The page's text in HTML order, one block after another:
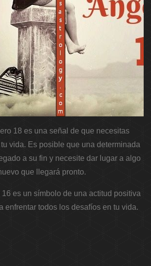
18 es una señal de que necesitas
vida. Es posible que una determinada
a su fin y necesite dar lugar a algo
que llegará pronto.
16 es un símbolo de una actitud positiva
enfrentar todos los desafíos en tu vida.